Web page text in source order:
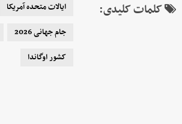
کلمات کلیدی: ایالات متحده آمریکا
جام جهانی 2026
کشور اوگاندا